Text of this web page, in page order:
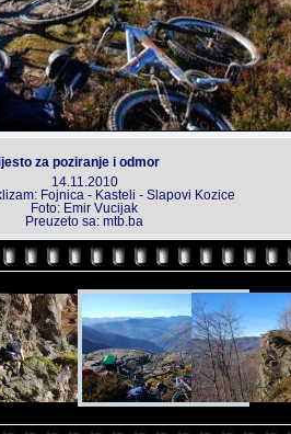
za poziranje i odmor
14.11.2010
Fojnica - Kasteli - Slapovi Kozice
Foto: Emir Vucijak
Preuzeto sa: mtb.ba